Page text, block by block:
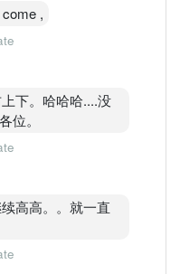
,
下。哈哈哈....没
位。
高高。。就一直